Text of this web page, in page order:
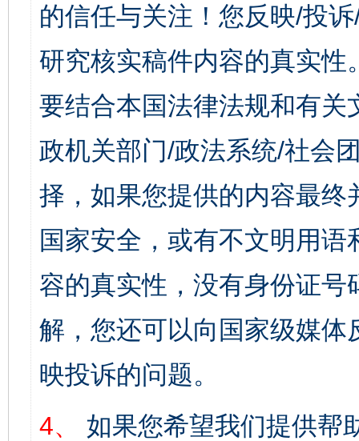
的信任与关注！您反映/投
研究核实稿件内容的真实
要结合本国法律法规和有关
政机关部门/政法系统/社会
择，如果您提供的内容最
国家安全，或有不文明用
容的真实性，没有身份证
解，您还可以向国家级媒
映投诉的问题。
4、
如果您希望我们提供帮